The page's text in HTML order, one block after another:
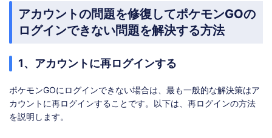
アカウントの問題を修復してポケモンGOの
ログインできない問題を解決する方法
1、アカウントに再ログインする
ポケモンGOにログインできない場合は、最も一般的な解決策はア
カウントに再ログインすることです。以下は、再ログインの方法
を説明します。